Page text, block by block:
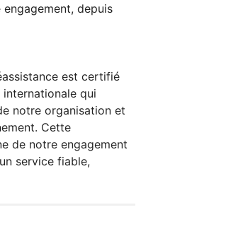
depuis
est certifié
internationale qui
notre organisation et
Cette
de notre engagement
service fiable,